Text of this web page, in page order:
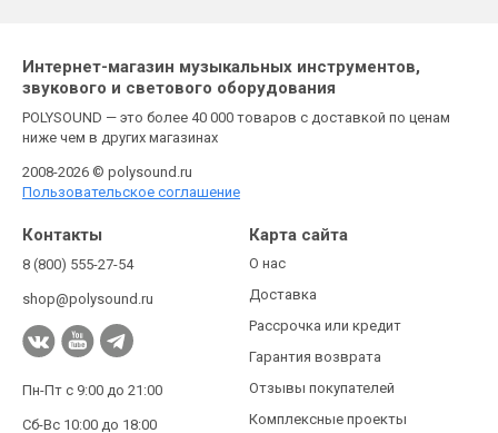
Интернет-магазин музыкальных инструментов,
звукового и светового оборудования
POLYSOUND — это более 40 000 товаров с доставкой по ценам
ниже чем в других магазинах
2008-2026 © polysound.ru
Пользовательское соглашение
Контакты
8 (800) 555-27-54
shop@polysound.ru
Пн-Пт с 9:00 до 21:00
Сб-Вс 10:00 до 18:00
Карта сайта
О нас
Доставка
Рассрочка или кредит
Гарантия возврата
Отзывы покупателей
Комплексные проекты